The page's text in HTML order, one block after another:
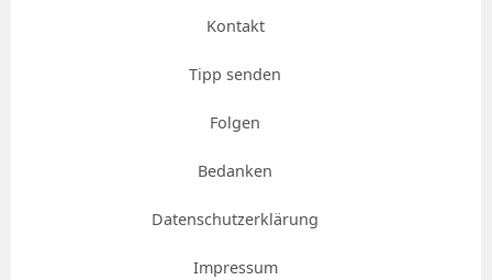
Kontakt
Tipp senden
Folgen
Bedanken
Datenschutzerklärung
Impressum